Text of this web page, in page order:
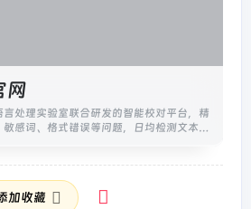
网
言处理实验室联合研发的智能校对平台，精
感词、格式错误等问题，日均检测文本10
加收藏